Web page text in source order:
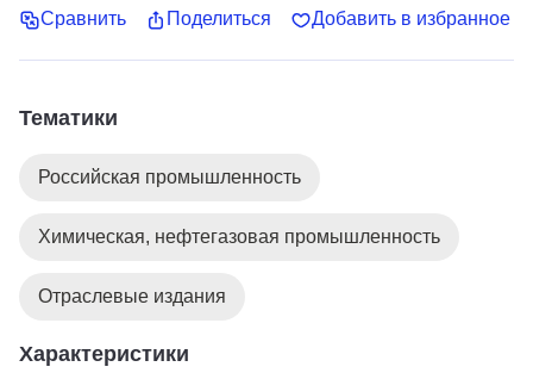
Сравнить Поделиться Добавить в избранное
Тематики
Российская промышленность
Химическая, нефтегазовая промышленность
Отраслевые издания
Характеристики